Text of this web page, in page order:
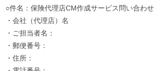
○件名：保険代理店CM作成サービス問い合わせ
・会社（代理店）名
・ご担当者名：
・郵便番号：
・住所：